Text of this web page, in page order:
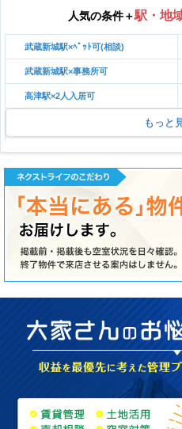
人気の条件＋駅・地
武蔵新城駅×ﾍﾟｯﾄ可(相談)
武蔵新城駅×事務所可
高津駅×2人入居可
もっと